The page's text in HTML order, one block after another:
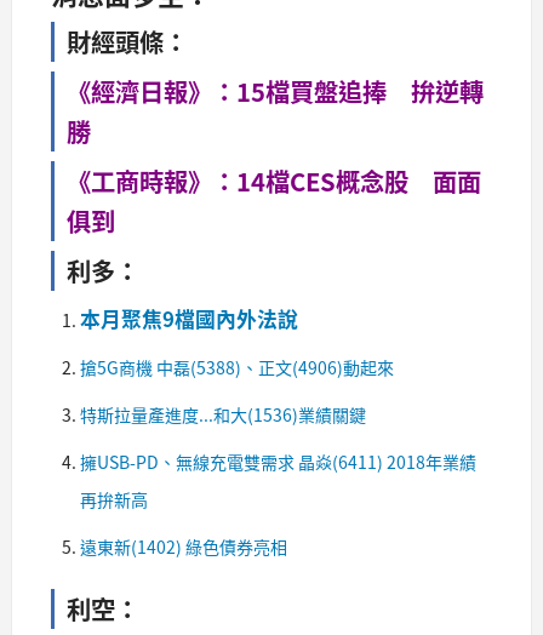
財經頭條：
《經濟日報》：15檔買盤追捧 拚逆轉
勝
《工商時報》：14檔CES概念股 面面
俱到
利多：
本月聚焦9檔國內外法說
搶5G商機 中磊(5388)、正文(4906)動起來
特斯拉量產進度...和大(1536)業績關鍵
擁USB-PD、無線充電雙需求 晶焱(6411) 2018年業績
再拚新高
遠東新(1402) 綠色債券亮相​​
利空：